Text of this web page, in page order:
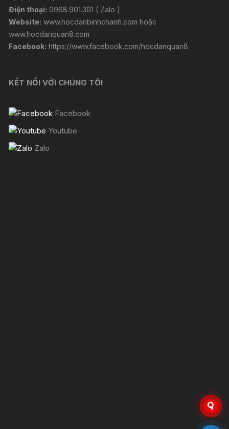
Điện thoại: 0968.901.301 ( Zalo )
Website: www.hocdanbinhchanh.com hoặc
www.hocdanquan8.com
Facebook: https://www.facebook.com/hocdanquan8
KẾT NỐI VỚI CHÚNG TÔI
Facebook
Youtube
Zalo